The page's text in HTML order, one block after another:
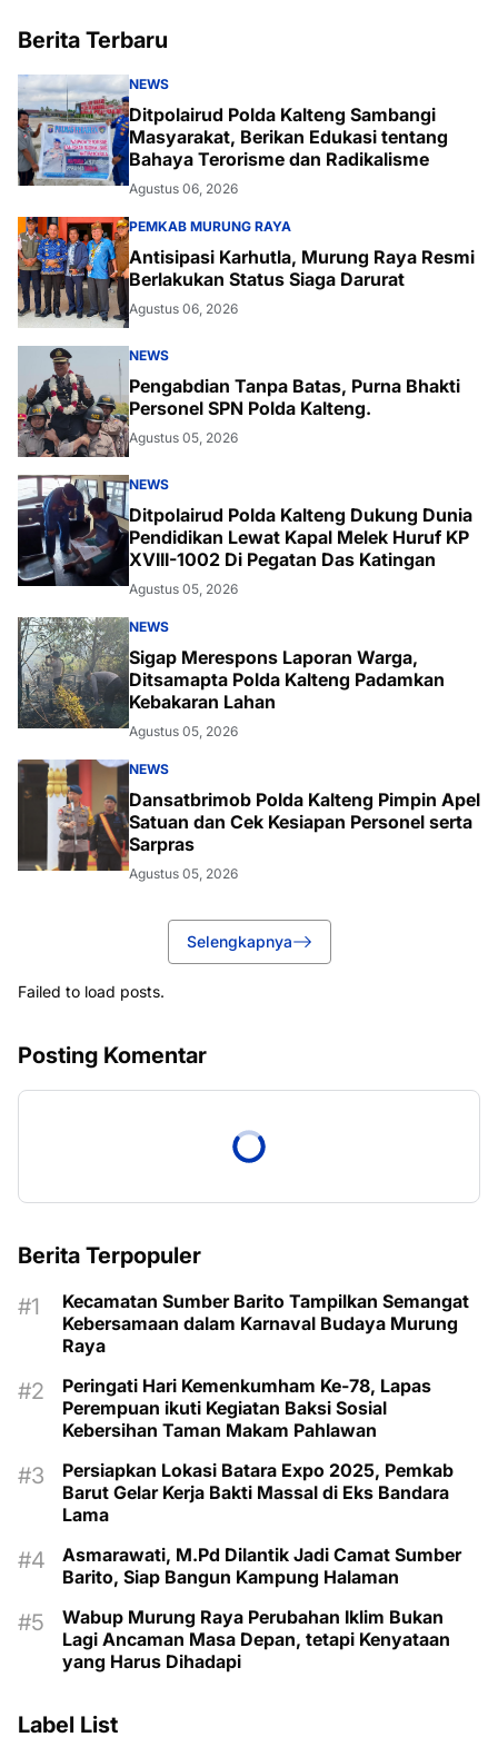
Berita Terbaru
NEWS
Ditpolairud Polda Kalteng Sambangi
Masyarakat, Berikan Edukasi tentang
Bahaya Terorisme dan Radikalisme
Agustus 06, 2026
PEMKAB MURUNG RAYA
Antisipasi Karhutla, Murung Raya Resmi
Berlakukan Status Siaga Darurat
Agustus 06, 2026
NEWS
Pengabdian Tanpa Batas, Purna Bhakti
Personel SPN Polda Kalteng.
Agustus 05, 2026
NEWS
Ditpolairud Polda Kalteng Dukung Dunia
Pendidikan Lewat Kapal Melek Huruf KP
XVIII-1002 Di Pegatan Das Katingan
Agustus 05, 2026
NEWS
Sigap Merespons Laporan Warga,
Ditsamapta Polda Kalteng Padamkan
Kebakaran Lahan
Agustus 05, 2026
NEWS
Dansatbrimob Polda Kalteng Pimpin Apel
Satuan dan Cek Kesiapan Personel serta
Sarpras
Agustus 05, 2026
Selengkapnya
Failed to load posts.
Posting Komentar
Berita Terpopuler
Kecamatan Sumber Barito Tampilkan Semangat
Kebersamaan dalam Karnaval Budaya Murung
Raya
Peringati Hari Kemenkumham Ke-78, Lapas
Perempuan ikuti Kegiatan Baksi Sosial
Kebersihan Taman Makam Pahlawan
Persiapkan Lokasi Batara Expo 2025, Pemkab
Barut Gelar Kerja Bakti Massal di Eks Bandara
Lama
Asmarawati, M.Pd Dilantik Jadi Camat Sumber
Barito, Siap Bangun Kampung Halaman
Wabup Murung Raya Perubahan Iklim Bukan
Lagi Ancaman Masa Depan, tetapi Kenyataan
yang Harus Dihadapi
Label List